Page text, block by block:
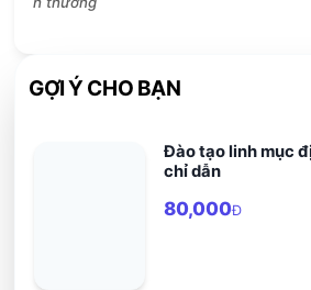
GỢI Ý CHO BẠN
Đào tạo linh mục
chỉ dẫn
80,000Đ